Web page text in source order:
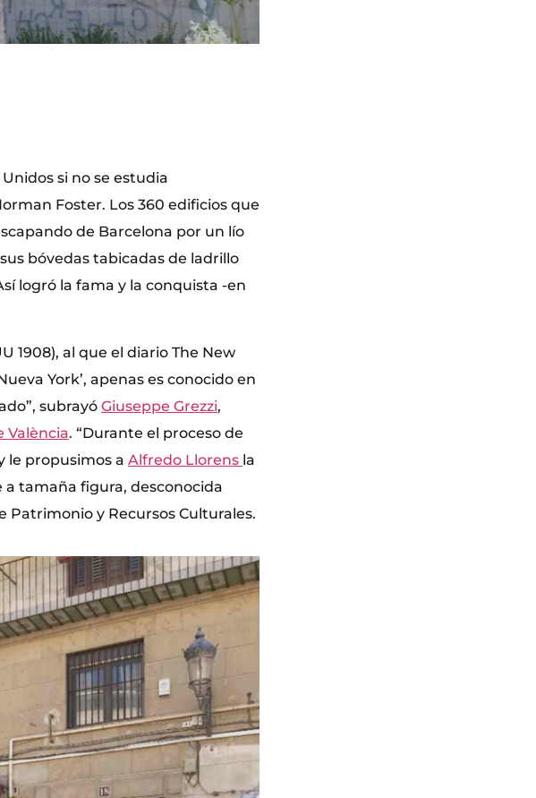
si no se estudia
Foster. Los 360 edificios que
de Barcelona por un lío
bóvedas tabicadas de ladrillo
logró la fama y la conquista -en
1908), al que el diario The New
York’, apenas es conocido en
subrayó Giuseppe Grezzi,
València. “Durante el proceso de
le propusimos a Alfredo Llorens la
tamaña figura, desconocida
Patrimonio y Recursos Culturales.